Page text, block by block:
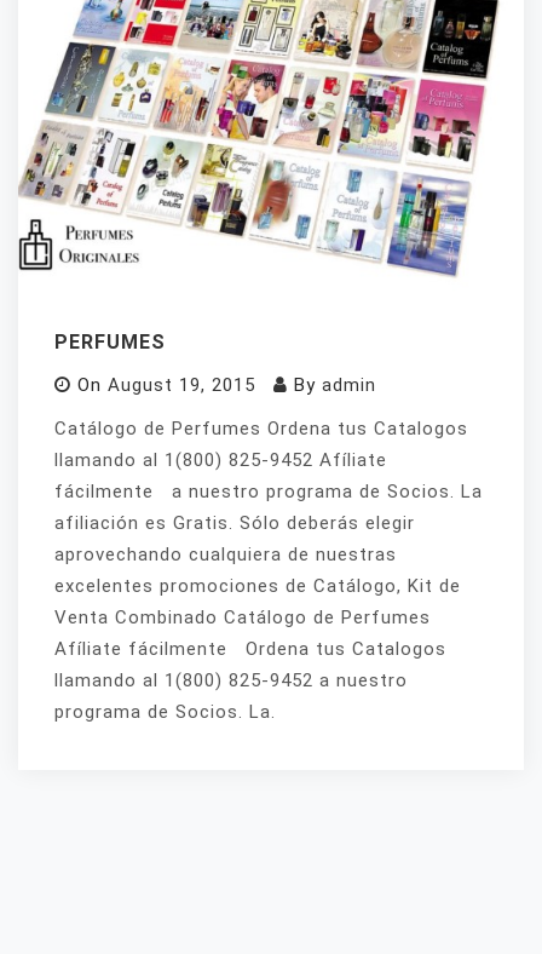
PERFUMES
On August 19, 2015 By admin
Catálogo de Perfumes Ordena tus Catalogos
llamando al 1(800) 825-9452 Afíliate
fácilmente a nuestro programa de Socios. La
afiliación es Gratis. Sólo deberás elegir
aprovechando cualquiera de nuestras
excelentes promociones de Catálogo, Kit de
Venta Combinado Catálogo de Perfumes
Afíliate fácilmente Ordena tus Catalogos
llamando al 1(800) 825-9452 a nuestro
programa de Socios. La.